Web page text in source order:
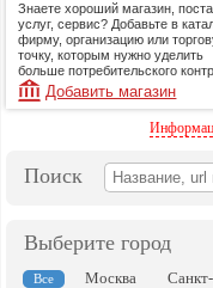
Знаете хороший магазин,
услуг, сервис? Добавьте в
фирму, организацию или
точку, которым нужно уделить
больше потребительского
Добавить магазин
Поиск
Выберите город
Все Москва